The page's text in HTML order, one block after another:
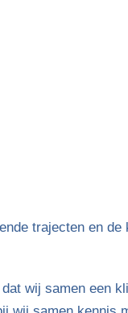
trajecten en
wij samen een